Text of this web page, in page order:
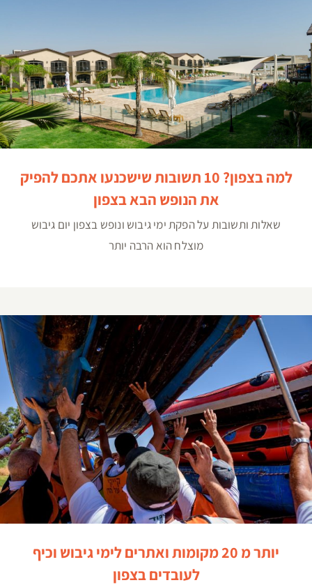
למה בצפון? 10 תשובות שישכנעו אתכם להפיק את הנופש
הבא בצפון
למה בצפון? 10 תשובות שישכנעו אתכם להפיק
את הנופש הבא בצפון
שאלות ותשובות על הפקת ימי גיבוש ונופש בצפון יום גיבוש
מוצלח הוא הרבה יותר
יותר מ 20 מקומות ואתרים לימי גיבוש וכיף לעובדים בצפון
יותר מ 20 מקומות ואתרים לימי גיבוש וכיף
לעובדים בצפון